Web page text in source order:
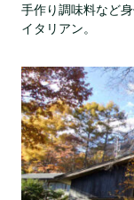
手作り調味料など
イタリアン。